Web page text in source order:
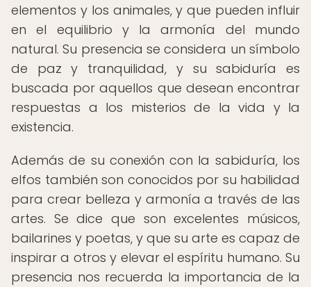
elementos y los animales, y que pueden influir
en el equilibrio y la armonía del mundo
natural. Su presencia se considera un símbolo
de paz y tranquilidad, y su sabiduría es
buscada por aquellos que desean encontrar
respuestas a los misterios de la vida y la
existencia.
Además de su conexión con la sabiduría, los
elfos también son conocidos por su habilidad
para crear belleza y armonía a través de las
artes. Se dice que son excelentes músicos,
bailarines y poetas, y que su arte es capaz de
inspirar a otros y elevar el espíritu humano. Su
presencia nos recuerda la importancia de la